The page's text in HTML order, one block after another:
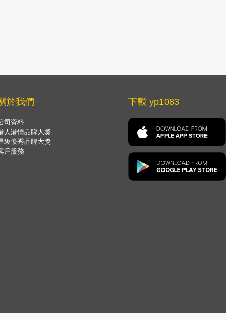
於我們
司資料
人港情品牌大獎
級優秀品牌大獎
戶服務
下載 yp1083